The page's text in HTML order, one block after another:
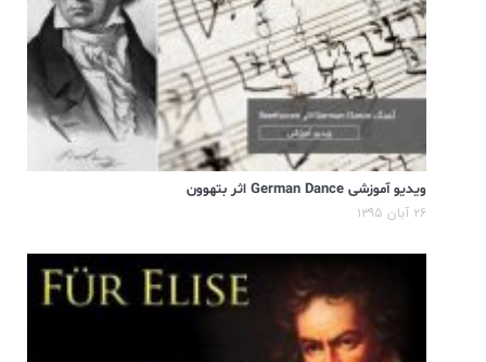
ویدیو آموزشی German Dance اثر بتهوون
۲۶ آبان ۱۳۹۵